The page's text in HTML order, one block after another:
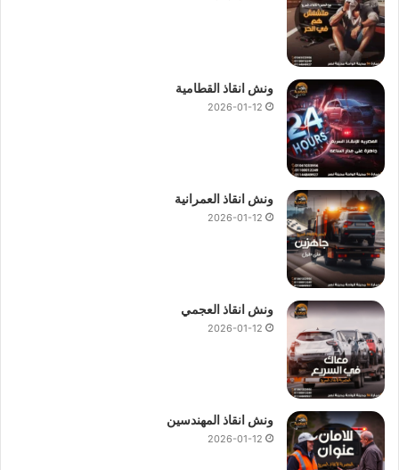
ونش انقاذ القطامية
2026-01-12
ونش انقاذ العمرانية
2026-01-12
ونش انقاذ العجمي
2026-01-12
ونش انقاذ المهندسين
2026-01-12